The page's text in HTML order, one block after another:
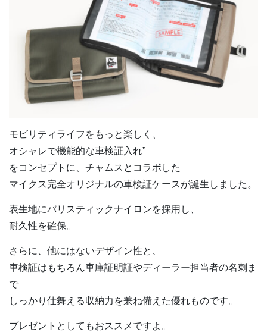
モビリティライフをもっと楽しく、
オシャレで機能的な車検証入れ”
をコンセプトに、チャムスとコラボした
マイクス完全オリジナルの車検証ケースが誕生しました。
表生地にバリスティックナイロンを採用し、
耐久性を確保。
さらに、他にはないデザイン性と、
車検証はもちろん車庫証明証やディーラー担当者の名刺ま
で
しっかり仕舞える収納力を兼ね備えた優れものです。
プレゼントとしてもおススメですよ。